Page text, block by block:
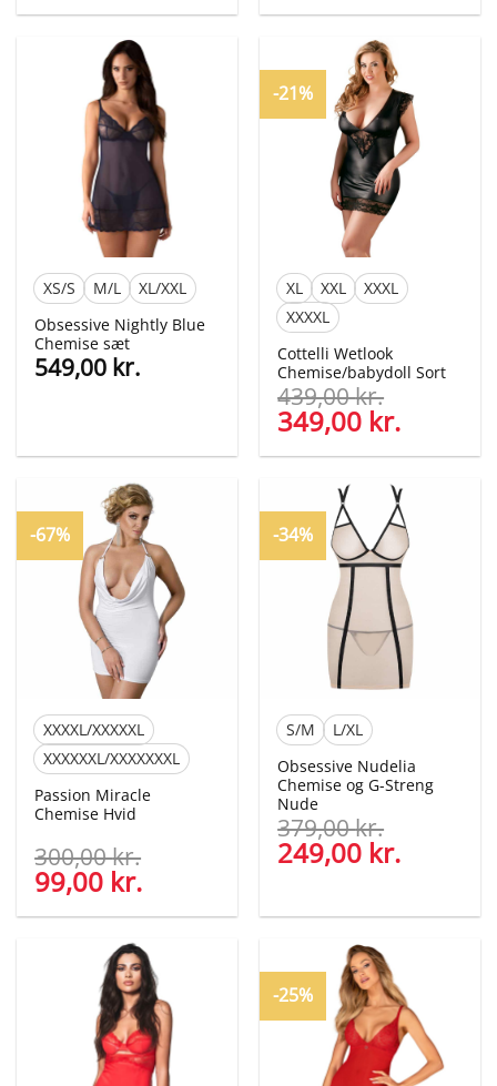
pris
399,00 kr..
pris
249,00 kr..
til
538,99 kr.
XS/S M/L
XL/XXL
Obsessive Nightly Blue
Chemise sæt
549,00 kr.
-21%
XL XXL
XXXL
XXXXL
Cottelli Wetlook
Chemise/babydoll Sort
439,00kr.
Den
oprindelige
pris
439,00 kr..
349,00 kr.
pris
er:
349,00
-67%
XXXXL/XXXXXL
XXXXXXL/XXXXXXXL
Passion Miracle
Chemise Hvid
300,00kr.
Den
oprindelige
pris
300,00 kr..
99,00 kr.
pris
er:
99,00 kr..
-34%
S/M
L/XL
Obsessive Nudelia
Chemise og G-Streng
Nude
379,00kr.
Den
oprindelige
var:
379,00 kr..
249,00 kr.
er:
-25%